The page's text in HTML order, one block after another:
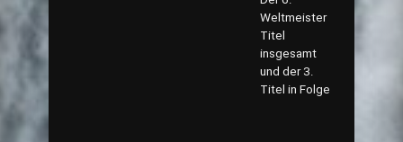
Weltmeister
Titel
insgesamt
und der 3.
Titel in Folge